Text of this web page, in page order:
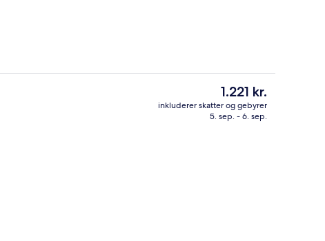
Overnatningsstedets område
Den
nuværende
pris
1.221 kr.
inkluderer skatter og gebyrer
5. sep. - 6. sep.